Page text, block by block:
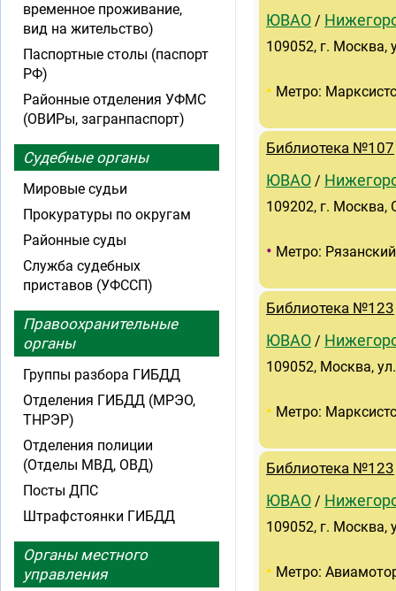
ЮВАО /
109052, г. Москва,
• Метро:
Библиотека №107
ЮВАО /
109202, г. Москва,
• Метро:
Библиотека №123
ЮВАО /
109052, Москва,
• Метро:
Библиотека №123
ЮВАО /
109052, г. Москва,
• Метро:
временное проживание,
вид на жительство)
Паспортные столы (паспорт
РФ)
Районные отделения УФМС
(ОВИРы, загранпаспорт)
Судебные органы
Мировые судьи
Прокуратуры по округам
Районные суды
Служба судебных
приставов (УФССП)
Правоохранительные
органы
Группы разбора ГИБДД
Отделения ГИБДД (МРЭО,
ТНРЭР)
Отделения полиции
(Отделы МВД, ОВД)
Посты ДПС
Штрафстоянки ГИБДД
Органы местного
управления